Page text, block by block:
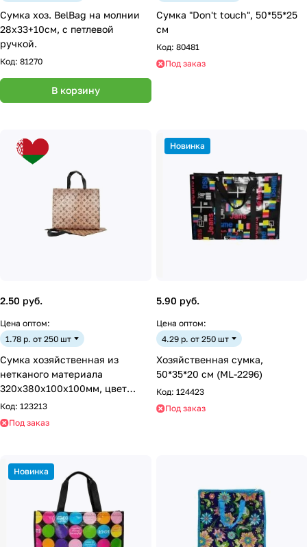
Сумка хоз. BelBag на молнии
28х33+10см, с петлевой
ручкой.
Код: 81270
В корзину
Сумка "Don't touch", 50*55*25
см
Код: 80481
Под заказ
2.50 руб.
Цена оптом:
1.78 р. от 250 шт
Сумка хозяйственная из
нетканого материала
320х380х100х100мм, цвет
Код: 123213
Под заказ
Новинка
5.90 руб.
Цена оптом:
4.29 р. от 250 шт
Хозяйственная сумка,
50*35*20 см (ML-2296)
Код: 124423
Под заказ
Новинка